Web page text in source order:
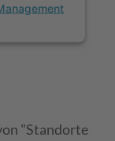
"Standorte